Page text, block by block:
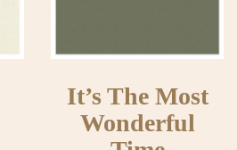
It’s The Most
Wonderful